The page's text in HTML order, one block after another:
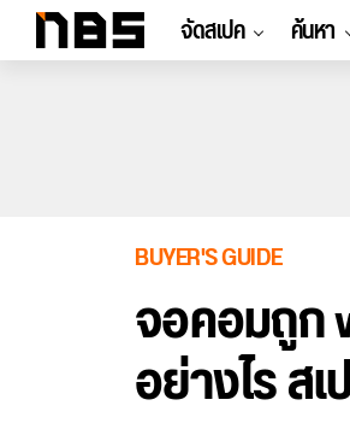
จัดสเปค ค้นหา
BUYER'S GUIDE
จอคอมถูก
อย่างไร ส